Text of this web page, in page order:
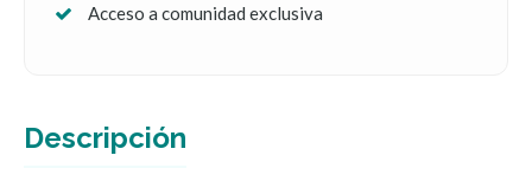
Acceso a comunidad exclusiva
Descripción